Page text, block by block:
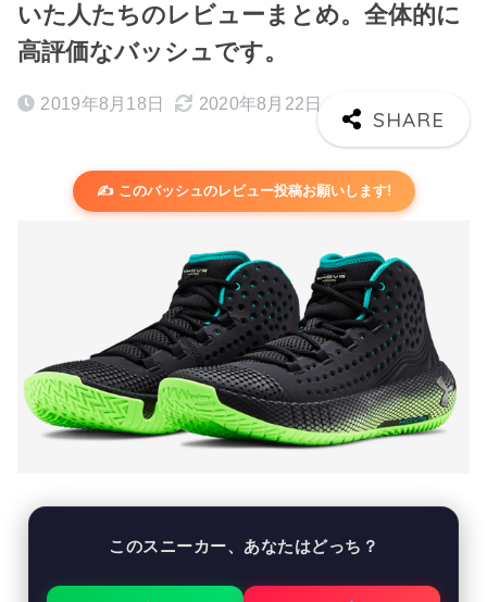
いた人たちのレビューまとめ。全体的に
高評価なバッシュです。
2019年8月18日 2020年8月22日
✍️ このバッシュのレビュー投稿お願いします!
このスニーカー、あなたはどっち？